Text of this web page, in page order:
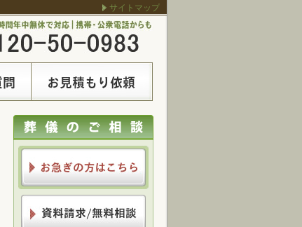
サイトマップ